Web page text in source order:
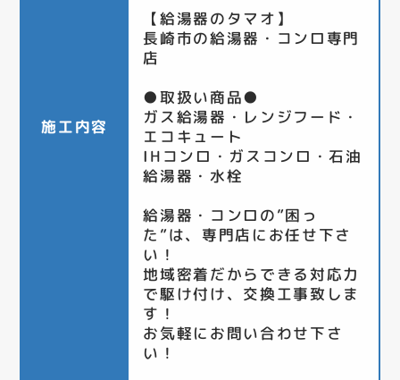
施工内容
【給湯器のタマオ】
長崎市の給湯器・コンロ専門
店
●取扱い商品●
ガス給湯器・レンジフード・
エコキュート
IHコンロ・ガスコンロ・石油
給湯器・水栓
給湯器・コンロの”困っ
た”は、専門店にお任せ下さ
い！
地域密着だからできる対応力
で駆け付け、交換工事致しま
す！
お気軽にお問い合わせ下さ
い！